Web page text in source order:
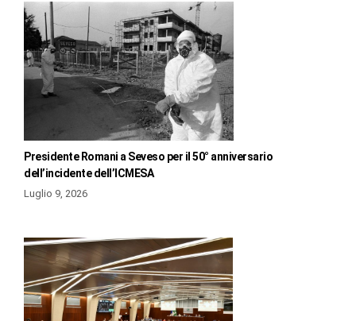
Presidente Romani a Seveso per il 50° anniversario
dell’incidente dell’ICMESA
Luglio 9, 2026